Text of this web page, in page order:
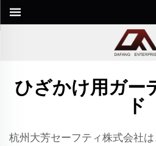
ひざかけ用ガー
ド
杭州大芳セーフティ株式会社